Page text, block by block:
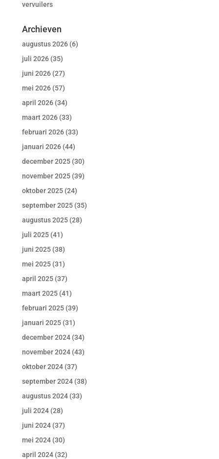
vervuilers
Archieven
augustus 2026(6)
juli 2026(35)
juni 2026(27)
mei 2026(57)
april 2026(34)
maart 2026(33)
februari 2026(33)
januari 2026(44)
december 2025(30)
november 2025(39)
oktober 2025(24)
september 2025(35)
augustus 2025(28)
juli 2025(41)
juni 2025(38)
mei 2025(31)
april 2025(37)
maart 2025(41)
februari 2025(39)
januari 2025(31)
december 2024(34)
november 2024(43)
oktober 2024(37)
september 2024(38)
augustus 2024(33)
juli 2024(28)
juni 2024(37)
mei 2024(30)
april 2024(32)